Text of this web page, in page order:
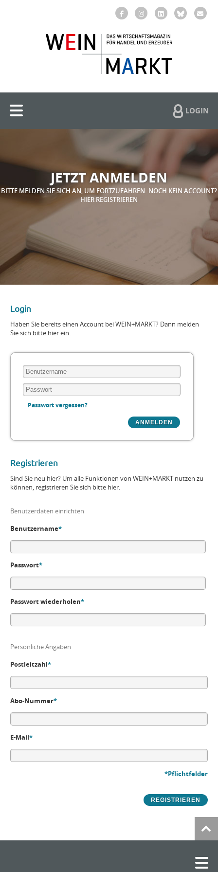
LOGIN
JETZT ANMELDEN
BITTE MELDEN SIE SICH AN, UM FORTZUFAHREN. NOCH KEIN ACCOUNT?
HIER REGISTRIEREN
Login
Haben Sie bereits einen Account bei WEIN+MARKT? Dann melden
Sie sich bitte hier ein.
Passwort vergessen?
Registrieren
Sind Sie neu hier? Um alle Funktionen von WEIN+MARKT nutzen zu
können, registrieren Sie sich bitte hier.
Benutzerdaten einrichten
Benutzername*
Passwort*
Passwort wiederholen*
Persönliche Angaben
Postleitzahl*
Abo-Nummer*
E-Mail*
*Pflichtfelder